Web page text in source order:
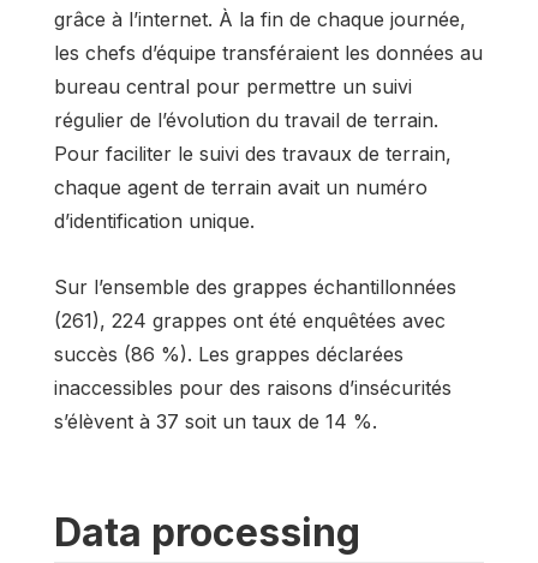
grâce à l’internet. À la fin de chaque journée,
les chefs d’équipe transféraient les données au
bureau central pour permettre un suivi
régulier de l’évolution du travail de terrain.
Pour faciliter le suivi des travaux de terrain,
chaque agent de terrain avait un numéro
d’identification unique.
Sur l’ensemble des grappes échantillonnées
(261), 224 grappes ont été enquêtées avec
succès (86 %). Les grappes déclarées
inaccessibles pour des raisons d’insécurités
s’élèvent à 37 soit un taux de 14 %.
Data processing